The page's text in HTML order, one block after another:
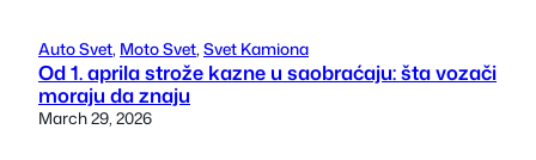
Auto Svet, Moto Svet, Svet Kamiona
Od 1. aprila strože kazne u saobraćaju: šta vozači
moraju da znaju
March 29, 2026